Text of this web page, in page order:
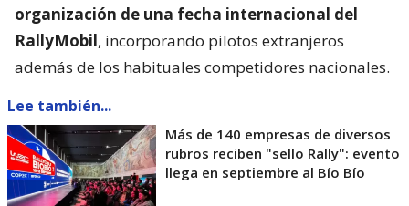
organización de una fecha internacional del
RallyMobil, incorporando pilotos extranjeros
además de los habituales competidores nacionales.
Lee también...
Más de 140 empresas de diversos
rubros reciben "sello Rally": evento
llega en septiembre al Bío Bío